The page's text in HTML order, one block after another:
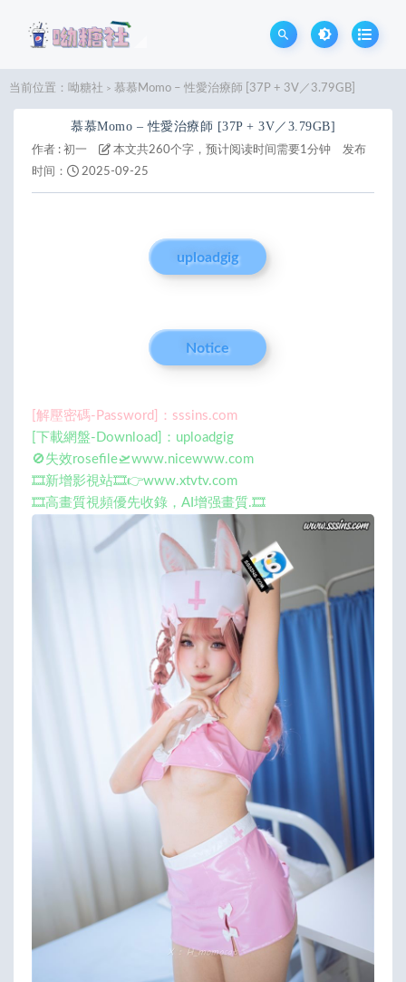
当前位置： 呦糖社 > 慕慕Momo – 性愛治療師 [37P + 3V／3.79GB]
慕慕Momo – 性愛治療師 [37P + 3V／3.79GB]
作者 : 初一 本文共260个字，预计阅读时间需要1分钟
发布
时间：
2025-09-25
uploadgig
Notice
[解壓密碼-Password]：sssins.com
[下載網盤-Download]：uploadgig
🚫失效rosefile🛫www.nicewww.com
🎞️新增影視站🎞️👉www.xtvtv.com
🎞️高畫質視頻優先收錄，AI增强畫質.🎞️